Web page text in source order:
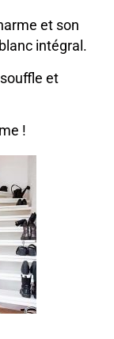
et son
intégral.
et
!